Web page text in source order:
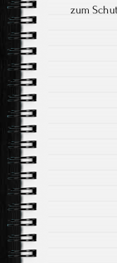
zum